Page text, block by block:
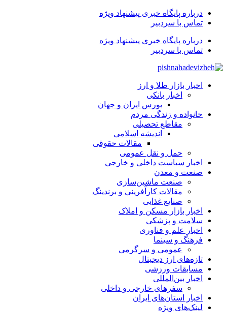
درباره پایگاه خبری پیشنهاد ویژه
تماس با سردبیر
درباره پایگاه خبری پیشنهاد ویژه
تماس با سردبیر
اخبار بازار طلا و ارز
اخبار بانکی
بورس ایران و جهان
خانواده و زندگی مردم
مقاطع تحصیلی
اندیشه اسلامی
مقالات حقوقی
حمل و نقل عمومی
اخبار سیاست داخلی و خارجی
صنعت و معدن
صنعت ماشین‌سازی
مقالات کارآفرینی و برندینگ
صنایع غذایی
اخبار بازار مسکن و املاک
سلامت و پزشکی
اخبار علم و فناوری
فرهنگ و سینما
عمومی و سرگرمی
تازه‌های ارز دیجیتال
مسابقات ورزشی
اخبار بین‌المللی
سفرهای خارجی و داخلی
اخبار استان‌های ایران
لینک‌های ویژه